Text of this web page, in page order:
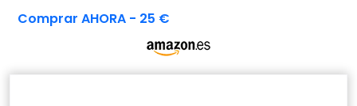
Comprar AHORA - 25 €